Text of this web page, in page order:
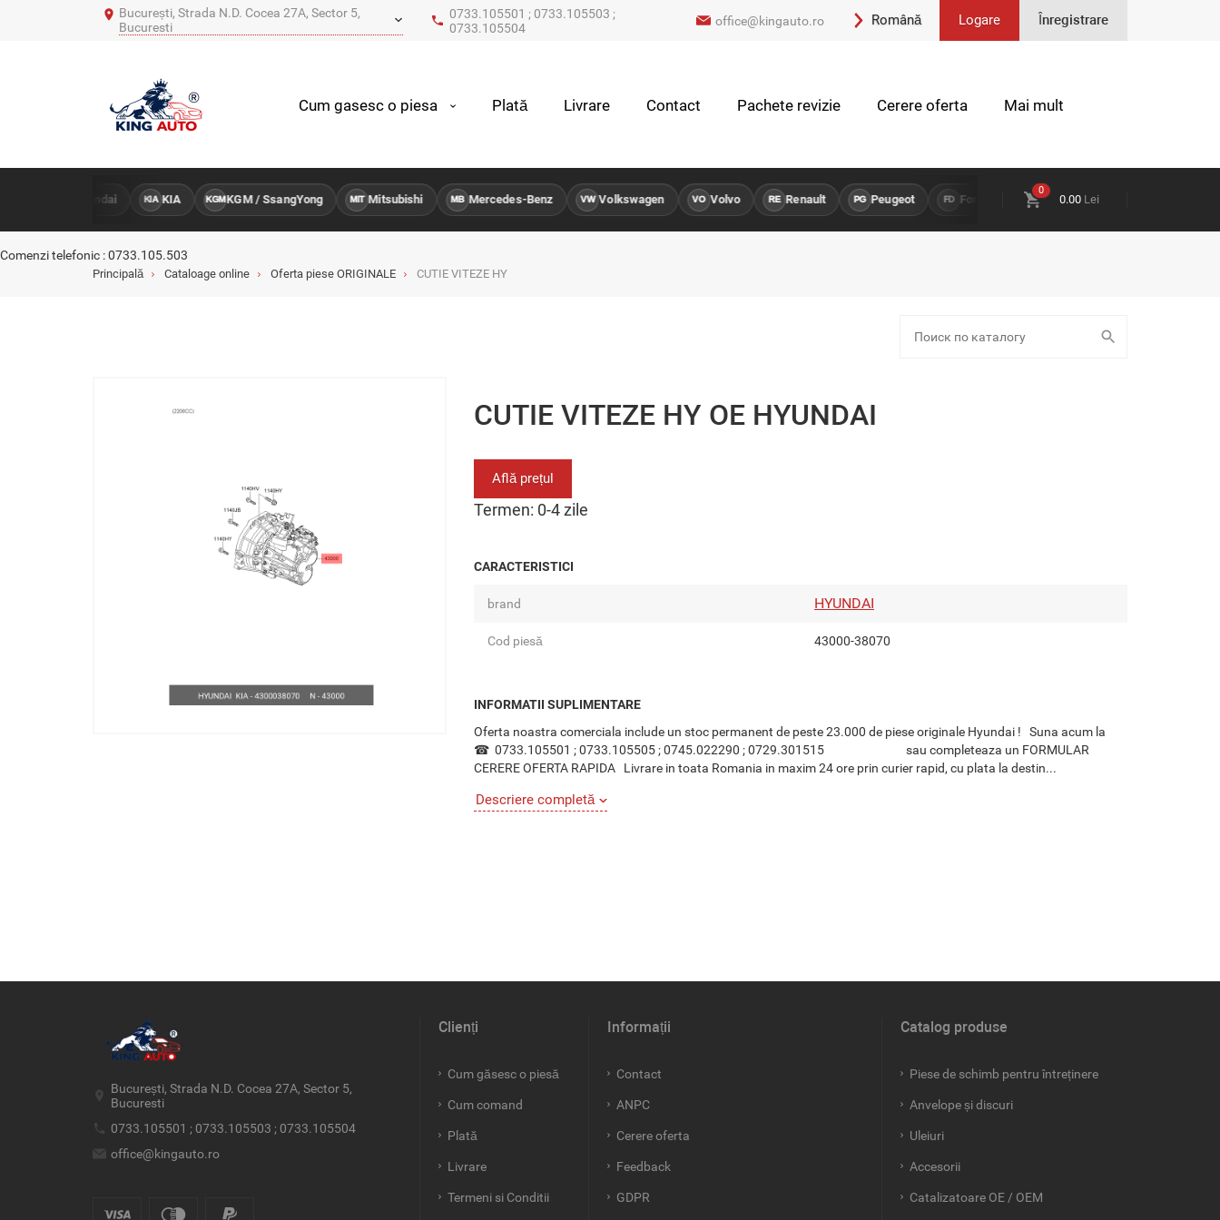
București, Strada N.D. Cocea 27A, Sector 5,
Bucuresti
0733.105501 ; 0733.105503 ;
0733.105504
office@kingauto.ro Română Logare Înregistrare
Cum gasesc o piesa Plată Livrare Contact Pachete revizie Cerere oferta Mai mult
Hyundai KIA KIA KGMKGM / SsangYong MIT Mitsubishi MB Mercedes-Benz VW Volkswagen VO Volvo RE Renault PG Peugeot Ford Opel LR Land Rover
0
0.00 Lei
Comenzi telefonic : 0733.105.503
Principală Cataloage online Oferta piese ORIGINALE CUTIE VITEZE HY
CUTIE VITEZE HY OE HYUNDAI
Află prețul
Termen: 0-4 zile
CARACTERISTICI
brand HYUNDAI
Cod piesă 43000-38070
INFORMATII SUPLIMENTARE
Oferta noastra comerciala include un stoc permanent de peste 23.000 de piese originale Hyundai ! Suna acum la
☎ 0733.105501 ; 0733.105505 ; 0745.022290 ; 0729.301515 sau completeaza un FORMULAR
CERERE OFERTA RAPIDA Livrare in toata Romania in maxim 24 ore prin curier rapid, cu plata la destin...
Descriere completă
București, Strada N.D. Cocea 27A, Sector 5,
Bucuresti
0733.105501 ; 0733.105503 ; 0733.105504
office@kingauto.ro
Clienți
Cum găsesc o piesă
Cum comand
Plată
Livrare
Termeni si Conditii
Informații
Contact
ANPC
Cerere oferta
Feedback
GDPR
Catalog produse
Piese de schimb pentru întreținere
Anvelope și discuri
Uleiuri
Accesorii
Catalizatoare OE / OEM